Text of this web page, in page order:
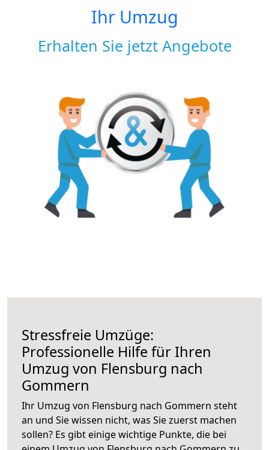
Ihr Umzug
Erhalten Sie jetzt Angebote
Stressfreie Umzüge:
Professionelle Hilfe für Ihren
Umzug von Flensburg nach
Gommern
Ihr Umzug von Flensburg nach Gommern steht
an und Sie wissen nicht, was Sie zuerst machen
sollen? Es gibt einige wichtige Punkte, die bei